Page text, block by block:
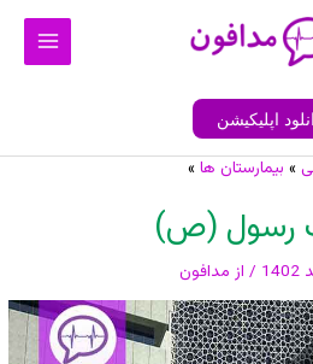
Main
اپلیکیشن
بیمارستان ها
رسول (ص)
/ از مدافون